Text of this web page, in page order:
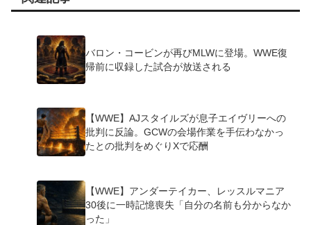
バロン・コービンが再びMLWに登場。WWE復
帰前に収録した試合が放送される
【WWE】AJスタイルズが息子エイヴリーへの
批判に反論。GCWの会場作業を手伝わなかっ
たとの批判をめぐりXで応酬
【WWE】アンダーテイカー、レッスルマニア
30後に一時記憶喪失「自分の名前も分からなか
った」